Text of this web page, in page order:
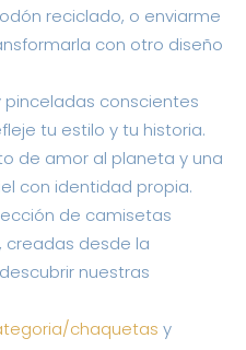
reciclado, o enviarme
con otro diseño
conscientes
tu estilo y tu historia.
de amor al planeta y una
con identidad propia.
de camisetas
creadas desde la
nuestras
chaquetas y